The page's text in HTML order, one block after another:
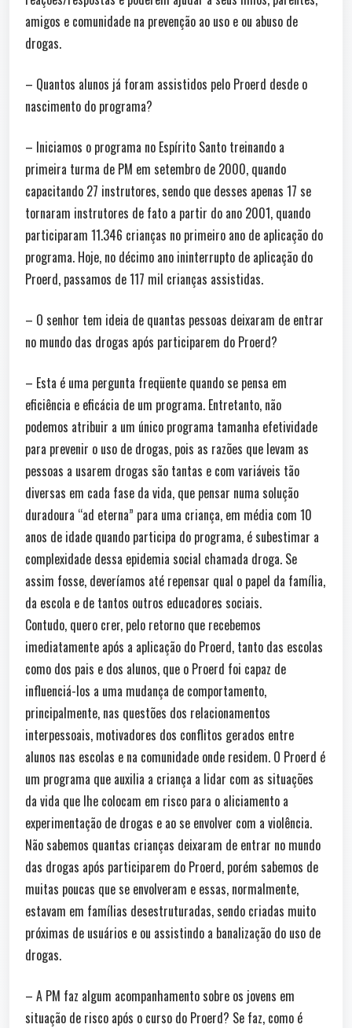
amigos e comunidade na prevenção ao uso e ou abuso de
drogas.
– Quantos alunos já foram assistidos pelo Proerd desde o
nascimento do programa?
– Iniciamos o programa no Espírito Santo treinando a
primeira turma de PM em setembro de 2000, quando
capacitando 27 instrutores, sendo que desses apenas 17 se
tornaram instrutores de fato a partir do ano 2001, quando
participaram 11.346 crianças no primeiro ano de aplicação do
programa. Hoje, no décimo ano ininterrupto de aplicação do
Proerd, passamos de 117 mil crianças assistidas.
– O senhor tem ideia de quantas pessoas deixaram de entrar
no mundo das drogas após participarem do Proerd?
– Esta é uma pergunta freqüente quando se pensa em
eficiência e eficácia de um programa. Entretanto, não
podemos atribuir a um único programa tamanha efetividade
para prevenir o uso de drogas, pois as razões que levam as
pessoas a usarem drogas são tantas e com variáveis tão
diversas em cada fase da vida, que pensar numa solução
duradoura “ad eterna” para uma criança, em média com 10
anos de idade quando participa do programa, é subestimar a
complexidade dessa epidemia social chamada droga. Se
assim fosse, deveríamos até repensar qual o papel da família,
da escola e de tantos outros educadores sociais.
Contudo, quero crer, pelo retorno que recebemos
imediatamente após a aplicação do Proerd, tanto das escolas
como dos pais e dos alunos, que o Proerd foi capaz de
influenciá-los a uma mudança de comportamento,
principalmente, nas questões dos relacionamentos
interpessoais, motivadores dos conflitos gerados entre
alunos nas escolas e na comunidade onde residem. O Proerd é
um programa que auxilia a criança a lidar com as situações
da vida que lhe colocam em risco para o aliciamento a
experimentação de drogas e ao se envolver com a violência.
Não sabemos quantas crianças deixaram de entrar no mundo
das drogas após participarem do Proerd, porém sabemos de
muitas poucas que se envolveram e essas, normalmente,
estavam em famílias desestruturadas, sendo criadas muito
próximas de usuários e ou assistindo a banalização do uso de
drogas.
– A PM faz algum acompanhamento sobre os jovens em
situação de risco após o curso do Proerd? Se faz, como é